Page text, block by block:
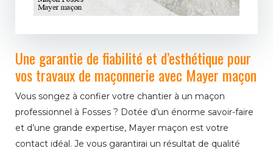
Une garantie de fiabilité et d’esthétique pour
vos travaux de maçonnerie avec Mayer maçon
Vous songez à confier votre chantier à un maçon
professionnel à Fosses ? Dotée d’un énorme savoir-faire
et d’une grande expertise, Mayer maçon est votre
contact idéal. Je vous garantirai un résultat de qualité